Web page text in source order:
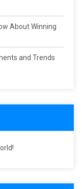
About Winning
and Trends